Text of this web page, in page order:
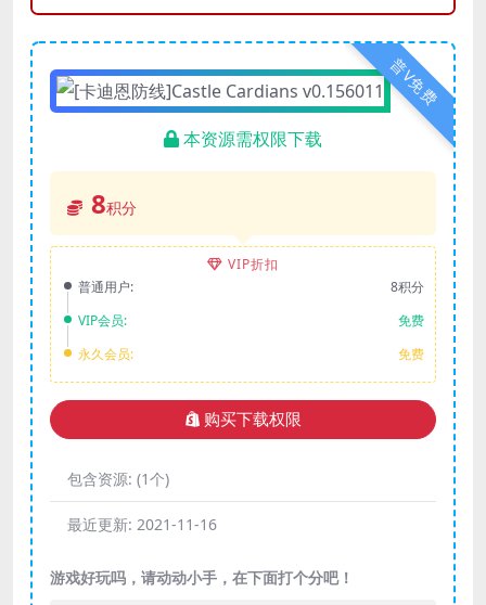
普V免费
本资源需权限下载
8积分
VIP折扣
普通用户:
8积分
VIP会员:
免费
永久会员:
免费
购买下载权限
包含资源: (1个)
最近更新: 2021-11-16
游戏好玩吗，请动动小手，在下面打个分吧！